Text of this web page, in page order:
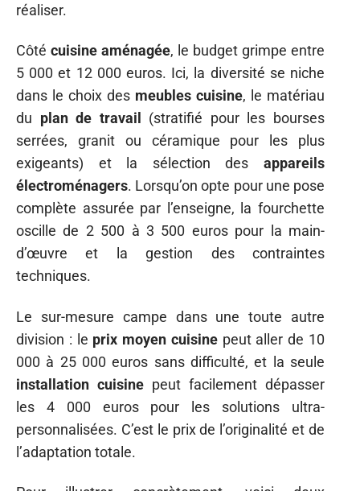
réaliser.
Côté cuisine aménagée, le budget grimpe entre
5 000 et 12 000 euros. Ici, la diversité se niche
dans le choix des meubles cuisine, le matériau
du plan de travail
(stratifié pour les bourses
serrées, granit ou céramique pour les plus
exigeants) et la sélection des appareils
électroménagers. Lorsqu’on opte pour une pose
complète assurée par l’enseigne, la fourchette
oscille de 2 500 à 3 500 euros pour la main-
d’œuvre et la gestion des contraintes
techniques.
Le sur-mesure campe dans une toute autre
division : le prix moyen cuisinepeut aller de 10
000 à 25 000 euros sans difficulté, et la seule
installation cuisine peut facilement dépasser
les 4 000 euros pour les solutions ultra-
personnalisées. C’est le prix de l’originalité et de
l’adaptation totale.